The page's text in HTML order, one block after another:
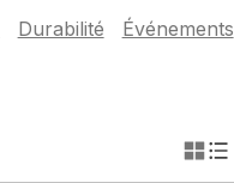
Durabilité Événements